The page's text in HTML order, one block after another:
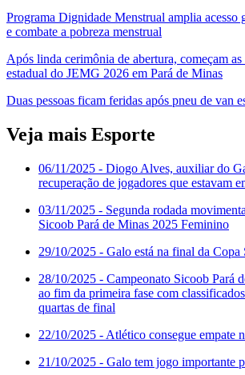
Programa Dignidade Menstrual amplia acesso
e combate a pobreza menstrual
Após linda cerimônia de abertura, começam as
estadual do JEMG 2026 em Pará de Minas
Duas pessoas ficam feridas após pneu de van
Veja mais Esporte
06/11/2025 - Diogo Alves, auxiliar do
recuperação de jogadores que estavam
03/11/2025 - Segunda rodada
Sicoob Pará de Minas 2025 Feminino
29/10/2025 - Galo está na final da Copa
28/10/2025 - Campeonato Sicoob Pará
ao fim da primeira fase com
quartas de final
22/10/2025 - Atlético consegue empate
21/10/2025 - Galo tem jogo importante